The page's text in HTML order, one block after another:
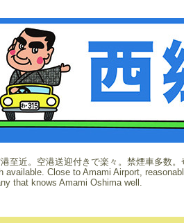
至近。空港送迎付きで楽々。禁煙車多数
available. Close to Amami Airport,
that knows Amami Oshima well.